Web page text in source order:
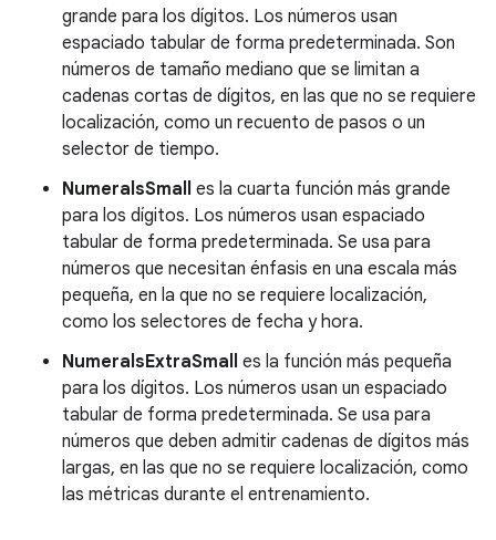
grande para los dígitos. Los números usan
espaciado tabular de forma predeterminada. Son
números de tamaño mediano que se limitan a
cadenas cortas de dígitos, en las que no se requiere
localización, como un recuento de pasos o un
selector de tiempo.
NumeralsSmall es la cuarta función más grande
para los dígitos. Los números usan espaciado
tabular de forma predeterminada. Se usa para
números que necesitan énfasis en una escala más
pequeña, en la que no se requiere localización,
como los selectores de fecha y hora.
NumeralsExtraSmall es la función más pequeña
para los dígitos. Los números usan un espaciado
tabular de forma predeterminada. Se usa para
números que deben admitir cadenas de dígitos más
largas, en las que no se requiere localización, como
las métricas durante el entrenamiento.